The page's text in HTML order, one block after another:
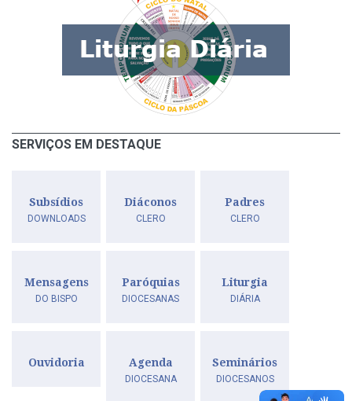
SERVIÇOS EM DESTAQUE
Subsídios
DOWNLOADS
Diáconos
CLERO
Padres
CLERO
Mensagens
DO BISPO
Paróquias
DIOCESANAS
Liturgia
DIÁRIA
Ouvidoria Agenda
DIOCESANA
Seminários
DIOCESANOS